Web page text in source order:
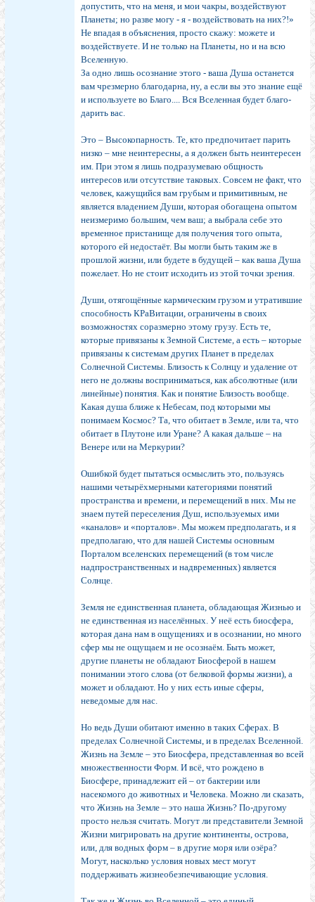
допустить, что на меня, и мои чакры, воздействуют
Планеты; но разве могу - я - воздействовать на них?!»
Не впадая в объяснения, просто скажу: можете и
воздействуете. И не только на Планеты, но и на всю
Вселенную.
За одно лишь осознание этого - ваша Душа останется
вам чрезмерно благодарна, ну, а если вы это знание ещё
и используете во Благо.... Вся Вселенная будет благо-
дарить вас.
Это – Высокопарность. Те, кто предпочитает парить
низко – мне неинтересны, а я должен быть неинтересен
им. При этом я лишь подразумеваю общность
интересов или отсутствие таковых. Совсем не факт, что
человек, кажущийся вам грубым и примитивным, не
является владением Души, которая обогащена опытом
неизмеримо большим, чем ваш; а выбрала себе это
временное пристанище для получения того опыта,
которого ей недостаёт. Вы могли быть таким же в
прошлой жизни, или будете в будущей – как ваша Душа
пожелает. Но не стоит исходить из этой точки зрения.
Души, отягощённые кармическим грузом и утратившие
способность КРаВитации, ограничены в своих
возможностях соразмерно этому грузу. Есть те,
которые привязаны к Земной Системе, а есть – которые
привязаны к системам других Планет в пределах
Солнечной Системы. Близость к Солнцу и удаление от
него не должны восприниматься, как абсолютные (или
линейные) понятия. Как и понятие Близость вообще.
Какая душа ближе к Небесам, под которыми мы
понимаем Космос? Та, что обитает в Земле, или та, что
обитает в Плутоне или Уране? А какая дальше – на
Венере или на Меркурии?
Ошибкой будет пытаться осмыслить это, пользуясь
нашими четырёхмерными категориями понятий
пространства и времени, и перемещений в них. Мы не
знаем путей переселения Душ, используемых ими
«каналов» и «порталов». Мы можем предполагать, и я
предполагаю, что для нашей Системы основным
Порталом вселенских перемещений (в том числе
надпространственных и надвременных) является
Солнце.
Земля не единственная планета, обладающая Жизнью и
не единственная из населённых. У неё есть биосфера,
которая дана нам в ощущениях и в осознании, но много
сфер мы не ощущаем и не осознаём. Быть может,
другие планеты не обладают Биосферой в нашем
понимании этого слова (от белковой формы жизни), а
может и обладают. Но у них есть иные сферы,
неведомые для нас.
Но ведь Души обитают именно в таких Сферах. В
пределах Солнечной Системы, и в пределах Вселенной.
Жизнь на Земле – это Биосфера, представленная во всей
множественности Форм. И всё, что рождено в
Биосфере, принадлежит ей – от бактерии или
насекомого до животных и Человека. Можно ли сказать,
что Жизнь на Земле – это наша Жизнь? По-другому
просто нельзя считать. Могут ли представители Земной
Жизни мигрировать на другие континенты, острова,
или, для водных форм – в другие моря или озёра?
Могут, насколько условия новых мест могут
поддерживать жизнеобезпечивающие условия.